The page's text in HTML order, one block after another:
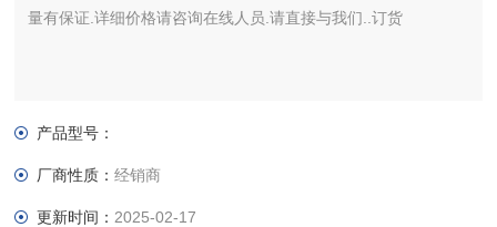
量有保证.详细价格请咨询在线人员.请直接与我们..订货
产品型号：
厂商性质：经销商
更新时间： 2025-02-17